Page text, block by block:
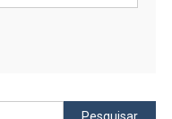
Pesquisar